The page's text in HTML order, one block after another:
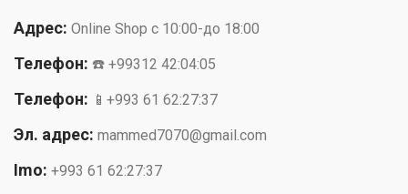
Адрес: Online Shop с 10:00-до 18:00
Телефон: ☎️ +99312 42:04:05
Телефон: 📱+993 61 62:27:37
Эл. адрес: mammed7070@gmail.com
Imo: +993 61 62:27:37